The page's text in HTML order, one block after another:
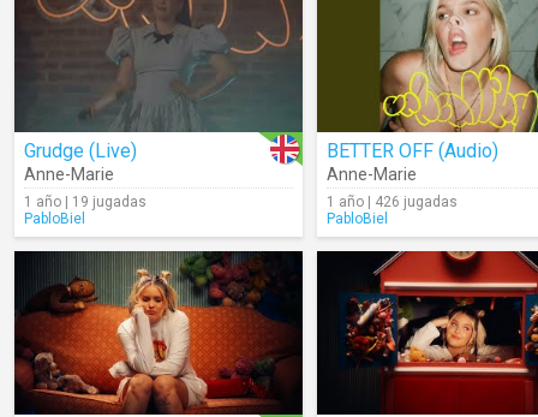
Grudge (Live)
Anne-Marie
1 año | 19 jugadas
PabloBiel
BETTER OFF (Audio)
Anne-Marie
1 año | 426 jugadas
PabloBiel